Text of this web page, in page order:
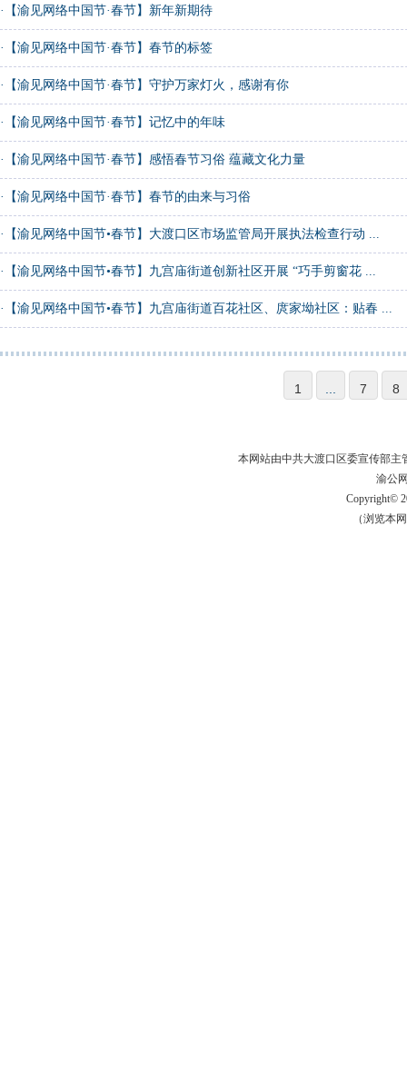
· 【渝见网络中国节·春节】新年新期待
· 【渝见网络中国节·春节】春节的标签
· 【渝见网络中国节·春节】守护万家灯火，感谢有你
· 【渝见网络中国节·春节】记忆中的年味
· 【渝见网络中国节·春节】感悟春节习俗 蕴藏文化力量
· 【渝见网络中国节·春节】春节的由来与习俗
· 【渝见网络中国节•春节】大渡口区市场监管局开展执法检查行动 ...
· 【渝见网络中国节•春节】九宫庙街道创新社区开展 “巧手剪窗花 ...
· 【渝见网络中国节•春节】九宫庙街道百花社区、庹家坳社区：贴春 ...
1 7 8